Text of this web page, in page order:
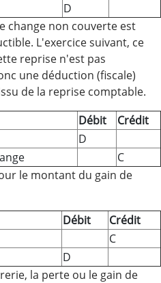
D
change non couverte est
L'exercice suivant, ce
reprise n'est pas
une déduction (fiscale)
de la reprise comptable.
Débit
Crédit
D
C
le montant du gain de
Débit
Crédit
C
D
la perte ou le gain de